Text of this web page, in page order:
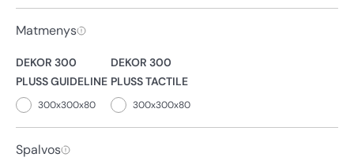
Matmenys
DEKOR 300
PLUSS GUIDELINE
300x300x80
DEKOR 300
PLUSS TACTILE
300x300x80
Spalvos